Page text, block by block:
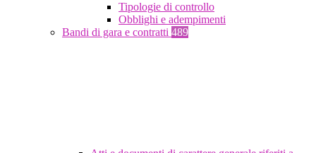
Tipologie di controllo
Obblighi e adempimenti
Bandi di gara e contratti 489